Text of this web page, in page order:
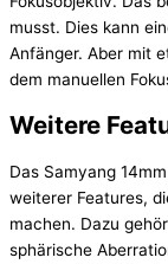
musst. Dies kann
Anfänger. Aber mit
dem manuellen
Weitere
Das Samyang
weiterer Features,
machen. Dazu
sphärische